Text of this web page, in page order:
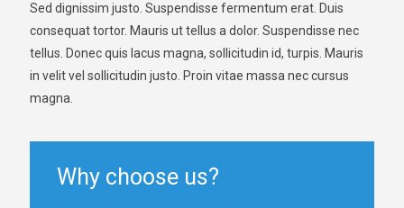
Sed dignissim justo. Suspendisse fermentum erat. Duis
consequat tortor. Mauris ut tellus a dolor. Suspendisse nec
tellus. Donec quis lacus magna, sollicitudin id, turpis. Mauris
in velit vel sollicitudin justo. Proin vitae massa nec cursus
magna.
Why choose us?